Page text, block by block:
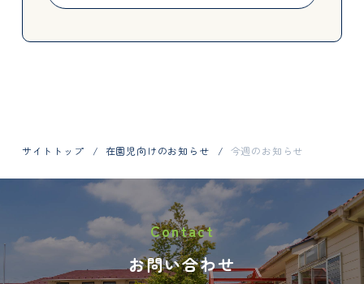
お問い合わせはお電話で
048-798-1404
サイトトップ 在園児向けのお知らせ 今週のお知らせ
Contact
お問い合わせ